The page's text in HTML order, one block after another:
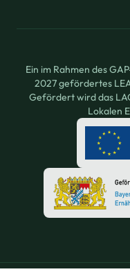
Ein im Rahmen des
2027 gefördertes
Gefördert wird das
Lokalen